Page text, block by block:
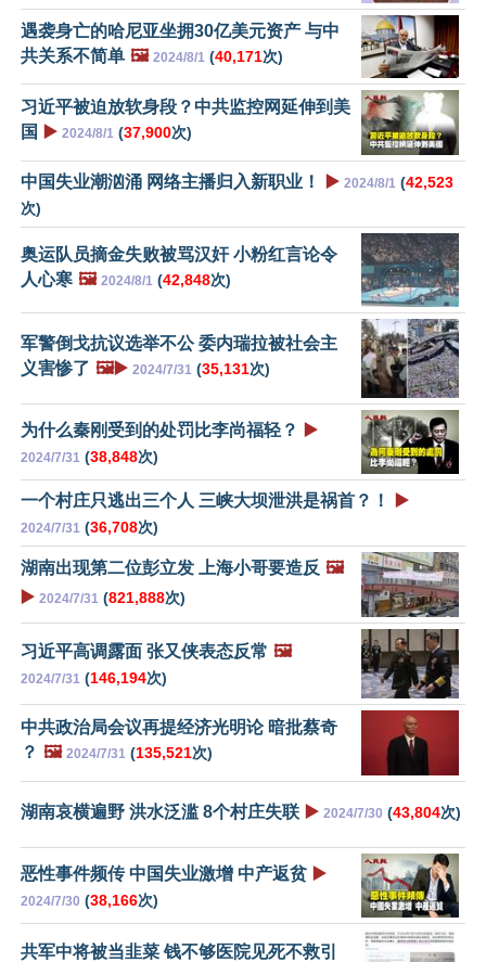
遇袭身亡的哈尼亚坐拥30亿美元资产 与中
共关系不简单 🖼️ 2024/8/1 (40,171次)
习近平被迫放软身段？中共监控网延伸到美
国 ▶️ 2024/8/1 (37,900次)
中国失业潮汹涌 网络主播归入新职业！ ▶️ 2024/8/1 (42,523
次)
奥运队员摘金失败被骂汉奸 小粉红言论令
人心寒 🖼️ 2024/8/1 (42,848次)
军警倒戈抗议选举不公 委内瑞拉被社会主
义害惨了 🖼️▶️ 2024/7/31 (35,131次)
为什么秦刚受到的处罚比李尚福轻？ ▶️
2024/7/31 (38,848次)
一个村庄只逃出三个人 三峡大坝泄洪是祸首？！ ▶️
2024/7/31 (36,708次)
湖南出现第二位彭立发 上海小哥要造反 🖼️
▶️ 2024/7/31 (821,888次)
习近平高调露面 张又侠表态反常 🖼️
2024/7/31 (146,194次)
中共政治局会议再提经济光明论 暗批蔡奇
？ 🖼️ 2024/7/31 (135,521次)
湖南哀横遍野 洪水泛滥 8个村庄失联 ▶️ 2024/7/30 (43,804次)
恶性事件频传 中国失业激增 中产返贫 ▶️
2024/7/30 (38,166次)
共军中将被当韭菜 钱不够医院见死不救引